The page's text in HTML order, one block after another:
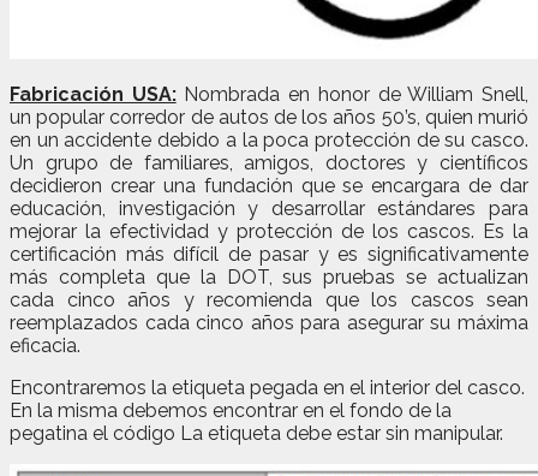
Fabricación USA:Nombrada en honor de William Snell,
un popular corredor de autos de los años 50’s, quien murió
en un accidente debido a la poca protección de su casco.
Un grupo de familiares, amigos, doctores y científicos
decidieron crear una fundación que se encargara de dar
educación, investigación y desarrollar estándares para
mejorar la efectividad y protección de los cascos. Es la
certificación más difícil de pasar y es significativamente
más completa que la DOT, sus pruebas se actualizan
cada cinco años y recomienda que los cascos sean
reemplazados cada cinco años para asegurar su máxima
eficacia.
Encontraremos la etiqueta pegada en el interior del casco.
En la misma debemos encontrar en el fondo de la
pegatina el código La etiqueta debe estar sin manipular.